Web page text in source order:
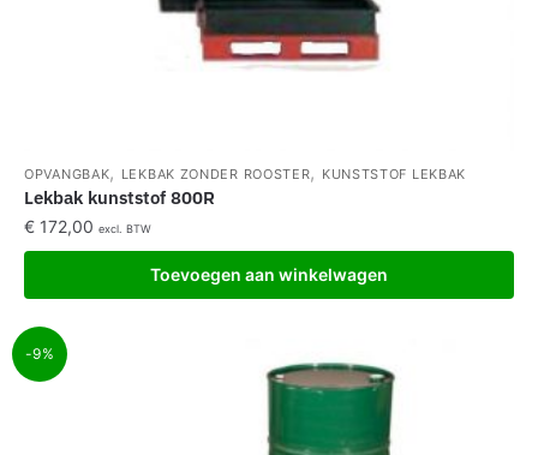
OPVANGBAK, LEKBAK ZONDER ROOSTER, KUNSTSTOF LEKBAK
Lekbak kunststof 800R
€ 172,00 excl. BTW
Toevoegen aan winkelwagen
-9%